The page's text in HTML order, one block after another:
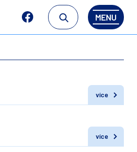
MENU
více
více